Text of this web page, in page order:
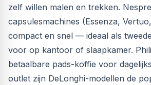
zelf willen malen en trekken.
capsulesmachines (Essenza,
compact en snel — ideaal als
voor op kantoor of slaapkamer.
betaalbare pads-koffie voor
outlet zijn DeLonghi-modellen de